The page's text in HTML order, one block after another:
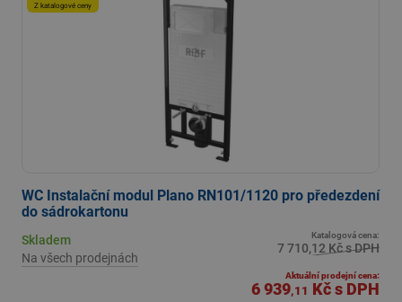
Z katalogové ceny
WC Instalační modul Plano RN101/1120 pro předezdení
do sádrokartonu
Skladem
Na všech prodejnách
Katalogová cena:
7 710,12 Kč s DPH
Aktuální prodejní cena:
6 939,11 Kčs DPH